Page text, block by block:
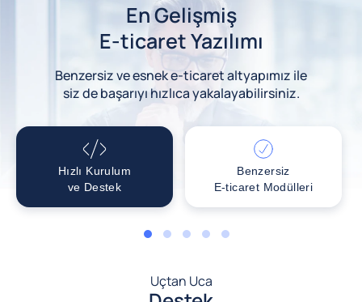
En Gelişmiş
E-ticaret Yazılımı
Benzersiz ve esnek e-ticaret altyapımız ile
siz de başarıyı hızlıca yakalayabilirsiniz.
Hızlı Kurulum
ve Destek
Benzersiz
E-ticaret Modülleri
1 2 3 4 5
Uçtan Uca